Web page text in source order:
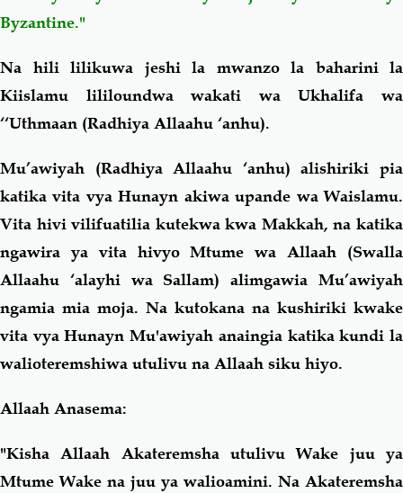
Byzantine."
Na hili lilikuwa jeshi la mwanzo la baharini la
Kiislamu lililoundwa wakati wa Ukhalifa wa
‘‘Uthmaan (Radhiya Allaahu ‘anhu).
Mu’awiyah (Radhiya Allaahu ‘anhu) alishiriki pia
katika vita vya Hunayn akiwa upande wa Waislamu.
Vita hivi vilifuatilia kutekwa kwa Makkah, na katika
ngawira ya vita hivyo Mtume wa Allaah (Swalla
Allaahu ‘alayhi wa Sallam) alimgawia Mu’awiyah
ngamia mia moja. Na kutokana na kushiriki kwake
vita vya Hunayn Mu'awiyah anaingia katika kundi la
walioteremshiwa utulivu na Allaah siku hiyo.
Allaah Anasema:
"Kisha Allaah Akateremsha utulivu Wake juu ya
Mtume Wake na juu ya walioamini. Na Akateremsha